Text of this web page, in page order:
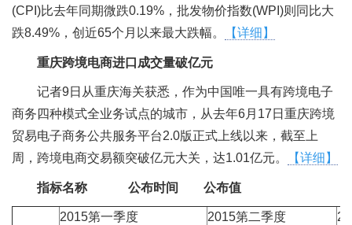
(CPI)比去年同期微跌0.19%，批发物价指数(WPI)则同比大
跌8.49%，创近65个月以来最大跌幅。
【详细】
重庆跨境电商进口成交量破亿元
记者9日从重庆海关获悉，作为中国唯一具有跨境电子
商务四种模式全业务试点的城市，从去年6月17日重庆跨境
贸易电子商务公共服务平台2.0版正式上线以来，截至上
周，跨境电商交易额突破亿元大关，达1.01亿元。
【详细】
指标名称 公布时间 公布值
2015第一季度 2015第二季度